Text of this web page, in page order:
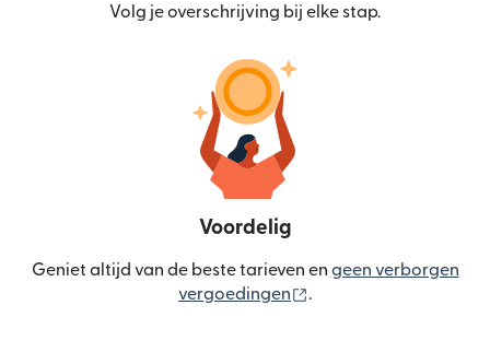
Volg je overschrijving bij elke stap.
Voordelig
Geniet altijd van de beste tarieven en geen verborgen
vergoedingen
.